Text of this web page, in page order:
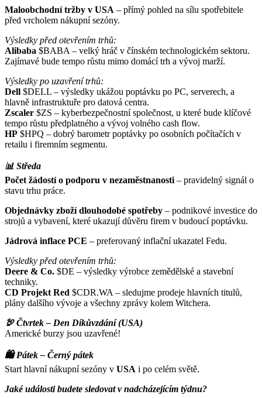
Maloobchodní tržby v USA – přímý pohled na sílu spotřebitele
před vrcholem nákupní sezóny.
Výsledky před otevřením trhů:
Alibaba $BABA – velký hráč v čínském technologickém sektoru.
Zajímavé bude tempo růstu mimo domácí trh a vývoj marží.
Výsledky po uzavření trhů:
Dell $DELL – výsledky ukážou poptávku po PC, serverech, a
hlavně infrastruktuře pro datová centra.
Zscaler $ZS – kyberbezpečnostní společnost, u které bude klíčové
tempo růstu předplatného a vývoj volného cash flow.
HP $HPQ – dobrý barometr poptávky po osobních počítačích v
retailu i firemním segmentu.
📊 Středa
Počet žádostí o podporu v nezaměstnanosti – pravidelný signál o
stavu trhu práce.
Objednávky zboží dlouhodobé spotřeby – podnikové investice do
strojů a vybavení, které ukazují důvěru firem v budoucí poptávku.
Jádrová inflace PCE – preferovaný inflační ukazatel Fedu.
Výsledky před otevřením trhů:
Deere & Co. $DE – výsledky výrobce zemědělské a stavební
techniky.
CD Projekt Red $CDR.WA – sledujme prodeje hlavních titulů,
plány dalšího vývoje a všechny zprávy kolem Witchera.
🦃 Čtvrtek – Den Díkůvzdání (USA)
Americké burzy jsou uzavřené!
🛍️ Pátek – Černý pátek
Start hlavní nákupní sezóny v USA i po celém světě.
Jaké události budete sledovat v nadcházejícím týdnu?